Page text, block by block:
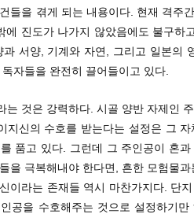
들을 겪게 되는 내용이다. 현재 격주
에 진도가 나가지 않았음에도 불구하
과 서양, 기계와 자연, 그리고 일본의
자들을 완전히 끌어들이고 있다.
는 것은 강력하다. 시골 양반 자제인
지신의 수호를 받는다는 설정은 그
품고 있다. 그런데 그 주인공이 혼
을 극복해내야 한다면, 흔한 모험물
이라는 존재들 역시 마찬가지다. 단
공을 수호해주는 것으로 설정하기